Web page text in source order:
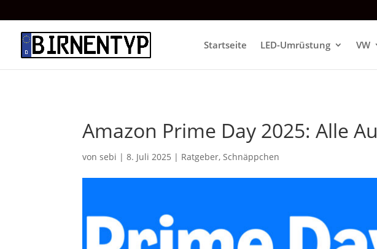
Startseite LED-Umrüstung VW
Amazon Prime Day 2025: Alle
vonsebi |8. Juli 2025 | Ratgeber, Schnäppchen